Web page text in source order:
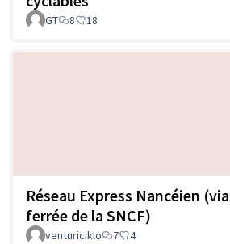
GT 8 18
Réseau Express Nancéien
ferrée de la SNCF)
venturiciklo 7 4